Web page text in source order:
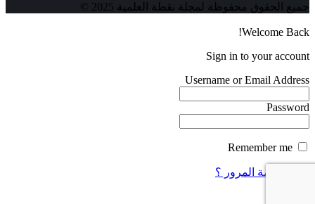
جميع الحقوق محفوظة لمجلة نقطة العلمية 2025 ©
Welcome Back!
Sign in to your account
Username or Email Address
Password
فقدت كلمة المرور ؟